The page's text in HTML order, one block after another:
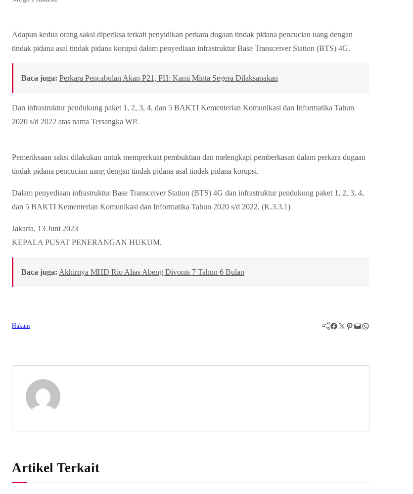
Adapun kedua orang saksi diperiksa terkait penyidikan perkara dugaan tindak pidana pencucian uang dengan
tindak pidana asal tindak pidana korupsi dalam penyediaan infrastruktur Base Transceiver Station (BTS) 4G.
Baca juga: Perkara Pencabulan Akan P21, PH: Kami Minta Segera Dilaksanakan
Dan infrastruktur pendukung paket 1, 2, 3, 4, dan 5 BAKTI Kementerian Komunikasi dan Informatika Tahun
2020 s/d 2022 atas nama Tersangka WP.
Pemeriksaan saksi dilakukan untuk memperkuat pembuktian dan melengkapi pemberkasan dalam perkara dugaan
tindak pidana pencucian uang dengan tindak pidana asal tindak pidana korupsi.
Dalam penyediaan infrastruktur Base Transceiver Station (BTS) 4G dan infrastruktur pendukung paket 1, 2, 3, 4,
dan 5 BAKTI Kementerian Komunikasi dan Informatika Tahun 2020 s/d 2022. (K.3.3.1)
Jakarta, 13 Juni 2023
KEPALA PUSAT PENERANGAN HUKUM.
Baca juga: Akhirnya MHD Rio Alias Abeng Divonis 7 Tahun 6 Bulan
Hukum Facebook Twitter Pinterest Mail WhatsApp
Artikel Terkait